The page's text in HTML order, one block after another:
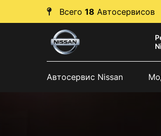
Всего 18 Автосервисов
Автосервис Nissan